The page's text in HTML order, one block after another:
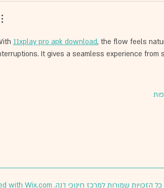
11xplay pro apk download, the flow feels
It gives a seamless experience
Wix.com